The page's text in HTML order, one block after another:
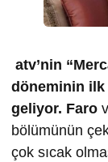
atv’nin
döneminin ilk
geliyor. Faro
bölümünün
çok sıcak